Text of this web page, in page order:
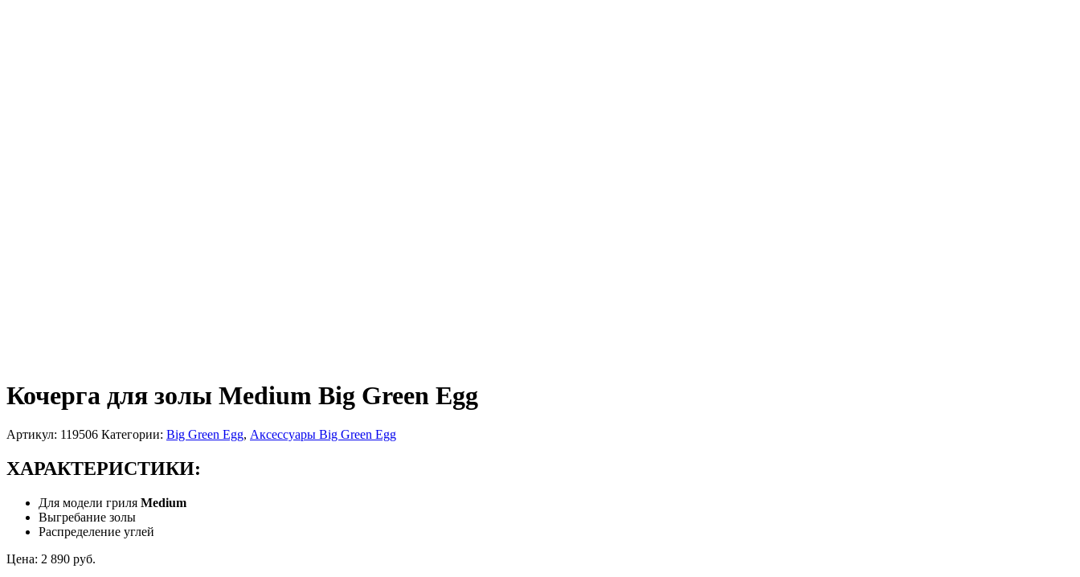
Кочерга для золы Medium Big Green Egg
Артикул: 119506 Категории: Big Green Egg, Аксессуары Big Green Egg
ХАРАКТЕРИСТИКИ:
Для модели гриля Medium
Выгребание золы
Распределение углей
Цена: 2 890 руб.